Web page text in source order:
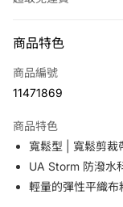
信用卡一次付款
LINE Pay
悠遊付
運送方式
商品特色
商品編號
11471869
商品特色
寬鬆型 | 寬鬆剪裁
UA Storm 防潑水
輕量的彈性平織布